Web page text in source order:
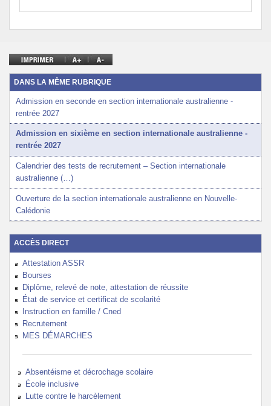
DANS LA MÊME RUBRIQUE
Admission en seconde en section internationale australienne -
rentrée 2027
Admission en sixième en section internationale australienne -
rentrée 2027
Calendrier des tests de recrutement – Section internationale
australienne (…)
Ouverture de la section internationale australienne en Nouvelle-
Calédonie
ACCÈS DIRECT
Attestation ASSR
Bourses
Diplôme, relevé de note, attestation de réussite
État de service et certificat de scolarité
Instruction en famille / Cned
Recrutement
MES DÉMARCHES
Absentéisme et décrochage scolaire
École inclusive
Lutte contre le harcèlement